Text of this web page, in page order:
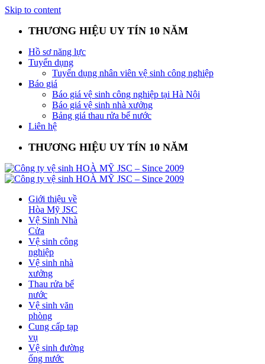
Skip to content
THƯƠNG HIỆU UY TÍN 10 NĂM
Hồ sơ năng lực
Tuyển dụng
Tuyển dụng nhân viên vệ sinh công nghiệp
Báo giá
Báo giá vệ sinh công nghiệp tại Hà Nội
Báo giá vệ sinh nhà xưởng
Bảng giá thau rửa bể nước
Liên hệ
THƯƠNG HIỆU UY TÍN 10 NĂM
Giới thiệu về
Hòa Mỹ JSC
Vệ Sinh Nhà
Cửa
Vệ sinh công
nghiệp
Vệ sinh nhà
xưởng
Thau rửa bể
nước
Vệ sinh văn
phòng
Cung cấp tạp
vụ
Vệ sinh đường
ống nước